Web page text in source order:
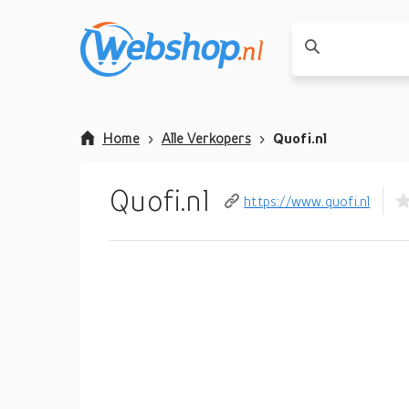
Home Alle Verkopers Quofi.nl
Quofi.nl https://www.quofi.nl